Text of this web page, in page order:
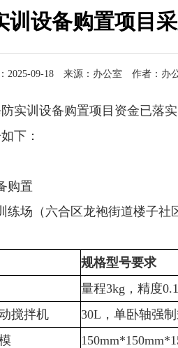
训设备购置项目
2025-09-18 来源：办公室 作者：办
实训设备购置项目资金已落
下：
购置
练场（六合区龙袍街道楼子社
规格型号要求
量程3kg，精度
搅拌机 30L，单卧轴强